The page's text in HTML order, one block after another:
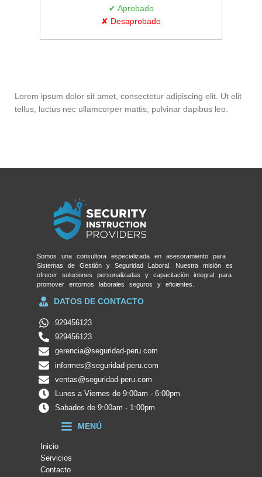
✔ Aprobado
✘ Desaprobado
Lorem ipsum dolor sit amet, consectetur adipiscing elit. Ut elit
tellus, luctus nec ullamcorper mattis, pulvinar dapibus leo.
Somos una consultora especializada en asesoramiento para
Sistemas de Gestión y Seguridad Laboral. Nuestra misión es
ofrecer soluciones personalizadas y capacitación integral para
promover entornos laborales seguros y eficientes.
DATOS DE CONTACTO
929456123
929456123
gerencia@seguridad-peru.com
informes@seguridad-peru.com
ventas@seguridad-peru.com
Lunes a Viernes de 9:00am - 6:00pm
Sabados de 9:00am - 1:00pm
MENÚ
Inicio
Servicios
Contacto